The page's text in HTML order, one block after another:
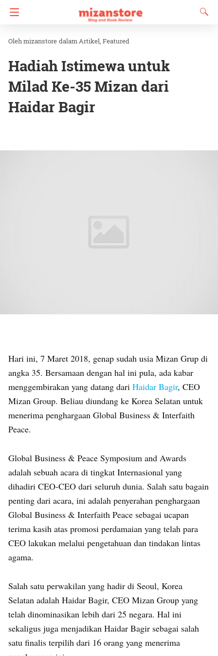
mizanstore dalamArtikel Featured
Hadiah Istimewa untuk
Milad Ke-35 Mizan dari
Haidar Bagir
Hari ini, 7 Maret 2018, genap sudah usia Mizan Grup di
angka 35. Bersamaan dengan hal ini pula, ada kabar
menggembirakan yang datang dari Haidar Bagir, CEO
Mizan Group. Beliau diundang ke Korea Selatan untuk
menerima penghargaan Global Business & Interfaith
Peace.
Global Business & Peace Symposium and Awards
adalah sebuah acara di tingkat Internasional yang
dihadiri CEO-CEO dari seluruh dunia. Salah satu bagain
penting dari acara, ini adalah penyerahan penghargaan
Global Business & Interfaith Peace sebagai ucapan
terima kasih atas promosi perdamaian yang telah para
CEO lakukan melalui pengetahuan dan tindakan lintas
agama.
Salah satu perwakilan yang hadir di Seoul, Korea
Selatan adalah Haidar Bagir, CEO Mizan Group yang
telah dinominasikan lebih dari 25 negara. Hal ini
sekaligus juga menjadikan Haidar Bagir sebagai salah
satu finalis terpilih dari 16 orang yang menerima